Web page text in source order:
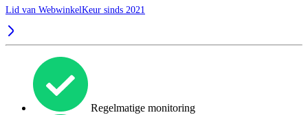
Lid van WebwinkelKeur sinds 2021
Regelmatige monitoring